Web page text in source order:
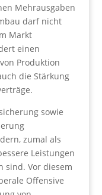
Mehrausgaben
darf nicht
Markt
einen
Produktion
die Stärkung
sowie
zumal als
Leistungen
sind. Vor diesem
Offensive